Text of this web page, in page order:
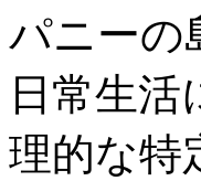
パニーの
日常生
理的な特